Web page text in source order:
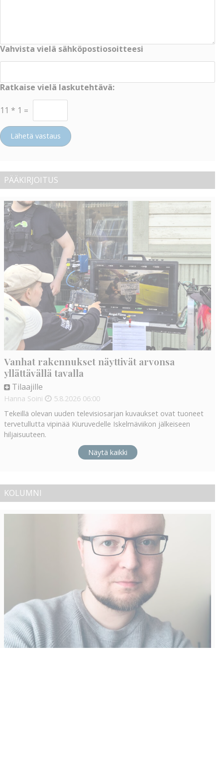
Vahvista vielä sähköpostiosoitteesi
Ratkaise vielä laskutehtävä:
11 * 1 =
Lähetä vastaus
PÄÄKIRJOITUS
Vanhat rakennukset näyttivät arvonsa
yllättävällä tavalla
Tilaajille
Hanna Soini 5.8.2026 06:00
Tekeillä olevan uuden televisiosarjan kuvaukset ovat tuoneet
tervetullutta vipinää Kiuruvedelle Iskelmäviikon jälkeiseen
hiljaisuuteen.
Näytä kaikki
KOLUMNI